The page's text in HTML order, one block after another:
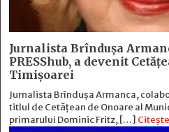
Jurnalista Brîndușa
PRESShub, a devenit
Timișoarei
Jurnalista Brîndușa Armanca,
titlul de Cetățean de Onoare al
primarului Dominic Fritz, […]